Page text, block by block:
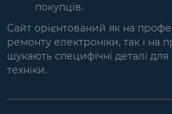
покупців.
Сайт орієнтований як на
ремонту електроніки, так і на
шукають специфічні деталі для
техніки.